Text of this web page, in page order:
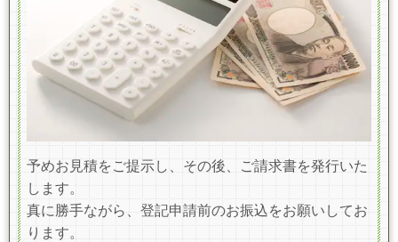
予めお見積をご提示し、その後、ご請求書を発行いた
します。
真に勝手ながら、登記申請前のお振込をお願いしてお
ります。